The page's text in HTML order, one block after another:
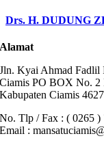
Drs. H. DUDUNG
Alamat
Jln. Kyai Ahmad Fadlil
Ciamis PO BOX No. 2
Kabupaten Ciamis
No. Tlp / Fax : ( 0265 )
Email :